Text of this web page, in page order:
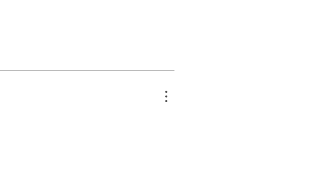
idrolizzata, algina, silicato di